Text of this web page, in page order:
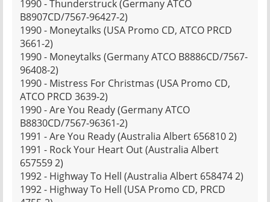
1990 - Thunderstruck (Germany ATCO
B8907CD/7567-96427-2)
1990 - Moneytalks (USA Promo CD, ATCO PRCD
3661-2)
1990 - Moneytalks (Germany ATCO B8886CD/7567-
96408-2)
1990 - Mistress For Christmas (USA Promo CD,
ATCO PRCD 3639-2)
1990 - Are You Ready (Germany ATCO
B8830CD/7567-96361-2)
1991 - Are You Ready (Australia Albert 656810 2)
1991 - Rock Your Heart Out (Australia Albert
657559 2)
1992 - Highway To Hell (Australia Albert 658474 2)
1992 - Highway To Hell (USA Promo CD, PRCD